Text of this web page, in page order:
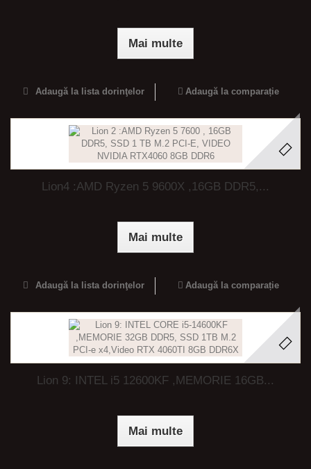
Mai multe
Adaugă la lista dorinţelor Adaugă la comparație
Lion4 :AMD Ryzen 5 9600X ,16GB DDR5,...
Mai multe
Adaugă la lista dorinţelor Adaugă la comparație
Lion 9: INTEL i5 12600KF ,MEMORIE 16GB...
Mai multe